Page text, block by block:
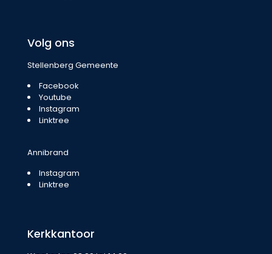
Volg ons
Stellenberg Gemeente
Facebook
Youtube
Instagram
Linktree
Annibrand
Instagram
Linktree
Kerkkantoor